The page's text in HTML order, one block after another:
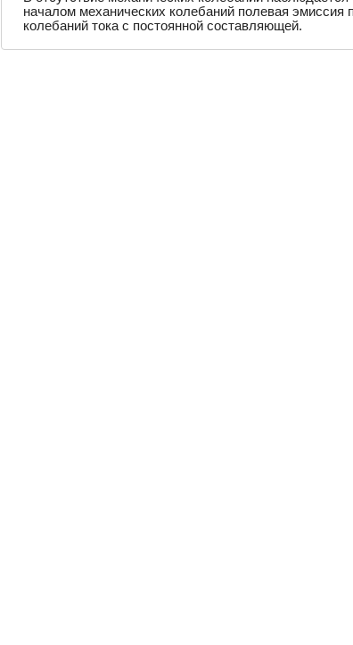
началом механических колебаний полевая эмиссия
колебаний тока с постоянной составляющей.